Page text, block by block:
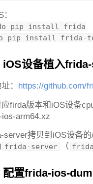
pip install frida
pip install frida-
iOS设备植入
： https://github.com/
firda版本和iOS设备
ios-arm64.xz
server拷贝到iOS设备
frida-server （
配置frida-ios-